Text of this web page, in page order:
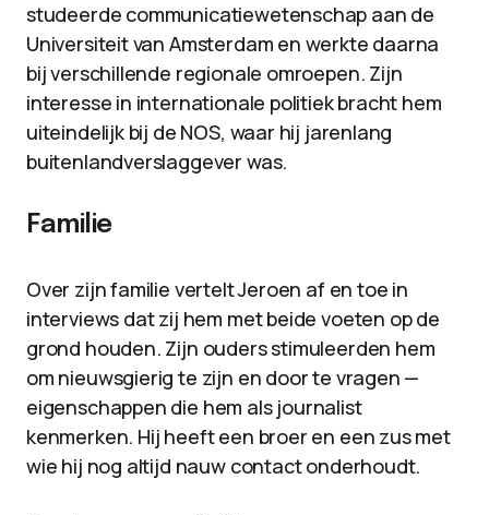
studeerde communicatiewetenschap aan de
Universiteit van Amsterdam en werkte daarna
bij verschillende regionale omroepen. Zijn
interesse in internationale politiek bracht hem
uiteindelijk bij de NOS, waar hij jarenlang
buitenlandverslaggever was.
Familie
Over zijn familie vertelt Jeroen af en toe in
interviews dat zij hem met beide voeten op de
grond houden. Zijn ouders stimuleerden hem
om nieuwsgierig te zijn en door te vragen —
eigenschappen die hem als journalist
kenmerken. Hij heeft een broer en een zus met
wie hij nog altijd nauw contact onderhoudt.